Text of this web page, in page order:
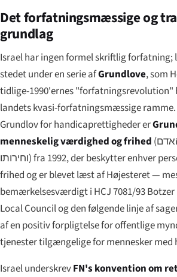
Det forfatningsmæssige og
grundlag
Israel har ingen formel skriftlig forfatning;
stedet under en serie afGrundlove, som
tidlige-1990'ernes "forfatningsrevolution"
landets kvasi-forfatningsmæssige
Grundlov for handicaprettigheder er
menneskelig værdighed og frihed (
וחירותו) fra 1992, der beskytter enhver
frihed og er blevet læst af Højesteret —
bemærkelsesværdigt i HCJ 7081/93
Local Councilog den følgende linje af
af en positiv forpligtelse for offentlige
tjenester tilgængelige for mennesker med
Israel underskrevFN's konvention om